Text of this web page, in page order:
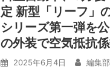
定 新型「リーフ」
シリーズ第一弾を
の外装で空気抵抗
2025年6月4日 編集部